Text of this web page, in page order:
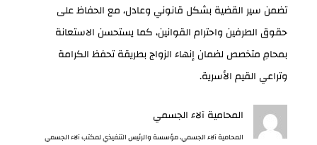
تضمن سير القضية بشكل قانوني وعادل، مع الحفاظ على
حقوق الطرفين واحترام القوانين، كما يستحسن الاستعانة
بمحامِ متخصص لضمان إنهاء الزواج بطريقة تحفظ الكرامة
وتراعي القيم الأسرية.
المحامية آلاء الجسمي
المحامية آلاء الجسمي، مؤسسة والرئيس التنفيذي لمكتب آلاء الجسمي